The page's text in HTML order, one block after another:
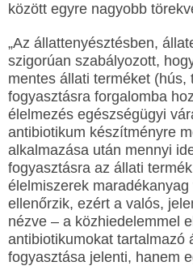
között egyre nagyobb
„Az állattenyésztésben,
szigorúan szabályozott,
mentes állati terméket (hús,
fogyasztásra forgalomba
élelmezés egészségügyi
antibiotikum készítményre
alkalmazása után mennyi
fogyasztásra az állati
élelmiszerek
ellenőrzik, ezért a valós,
nézve – a közhiedelemmel
antibiotikumokat tartalmazó
fogyasztása jelenti, hanem